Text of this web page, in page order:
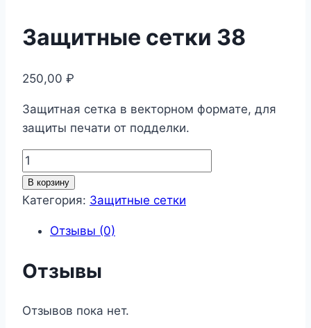
Защитные сетки 38
250,00 ₽
Защитная сетка в векторном формате, для
защиты печати от подделки.
Количество
товара
Защитные
В корзину
Категория: Защитные сетки
Отзывы (0)
Отзывы
Отзывов пока нет.